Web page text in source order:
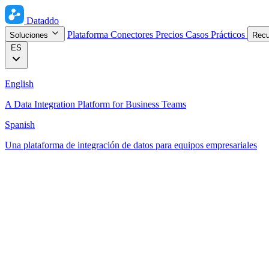
Dataddo
Soluciones Plataforma Conectores Precios Casos Prácticos
ES
English
A Data Integration Platform for Business Teams
Spanish
Una plataforma de integración de datos para equipos empresariales